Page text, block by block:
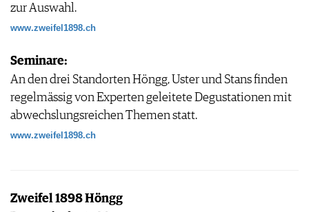
zur Auswahl.
www.zweifel1898.ch
Seminare:
An den drei Standorten Höngg, Uster und Stans finden
regelmässig von Experten geleitete Degustationen mit
abwechslungsreichen Themen statt.
www.zweifel1898.ch
Zweifel 1898 Höngg